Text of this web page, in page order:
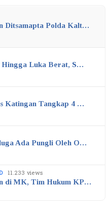
Ditsamapta Polda Kalt…
Luka Berat, S…
Katingan Tangkap 4 …
Ada Pungli Oleh O…
11.233 views
di MK, Tim Hukum KP…